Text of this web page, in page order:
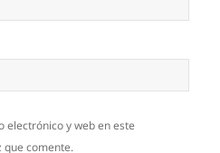
electrónico y web en este
que comente.